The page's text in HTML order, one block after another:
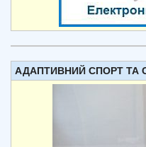
АДАПТИВНИЙ СПОРТ ТА